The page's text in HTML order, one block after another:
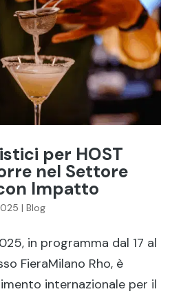
per HOST
nel Settore
Impatto
| Blog
in programma dal 17 al
FieraMilano Rho, è
internazionale per il